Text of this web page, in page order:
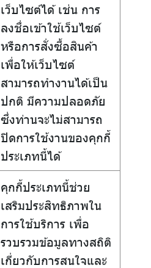
เว็บไซต์ได้ เช่น การ
ลงชื่อเข้าใช้เว็บไซต์
หรือการสั่งซื้อสินค้า
เพื่อให้เว็บไซต์
สามารถทำงานได้เป็น
ปกติ มีความปลอดภัย
ซึ่งท่านจะไม่สามารถ
ปิดการใช้งานของคุกกี้
ประเภทนี้ได้
คุกกี้ประเภทนี้ช่วย
เสริมประสิทธิภาพใน
การใช้บริการ เพื่อ
รวบรวมข้อมูลทางสถิติ
เกี่ยวกับการสนใจและ